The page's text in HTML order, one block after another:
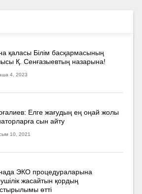
қаласы Білім басқармасының
Қ. Сенғазыевтың назарына!
4, 2023
Елге жағудың ең оңай жолы
сын айту
10, 2021
ЭКО процедураларына
жасайтын қордың
өтті